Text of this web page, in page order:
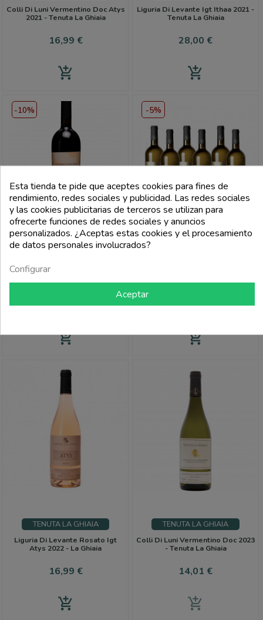
Colli Di Luni Vermentino Doc Atys
2021 - Tenuta La Ghiaia
Precio
16,99 €
add_shopping_cart
Liguria Di Levante Igt Ithaa 2021 -
Tenuta La Ghiaia
Precio
28,00 €
add_shopping_cart
Colli Di Luni Rosso Doc
Undicinodi 2019 - Tenuta La Ghiaia
Precio
18,90 €Precio
add_shopping_cart
-10%
Tenuta La Ghiaia (6 Botellas)
Precio
153,90 €Precio
add_shopping_cart
-5%
TENUTA LA GHIAIA
Liguria Di Levante Rosato Igt
Atys 2022 - La Ghiaia
Precio
16,99 €
add_shopping_cart
TENUTA LA GHIAIA
Colli Di Luni Vermentino Doc 2023
- Tenuta La Ghiaia
Precio
14,01 €
add_shopping_cart
Esta tienda te pide que aceptes cookies para fines de
rendimiento, redes sociales y publicidad. Las redes sociales
y las cookies publicitarias de terceros se utilizan para
ofrecerte funciones de redes sociales y anuncios
personalizados. ¿Aceptas estas cookies y el procesamiento
de datos personales involucrados?
Configurar
Aceptar